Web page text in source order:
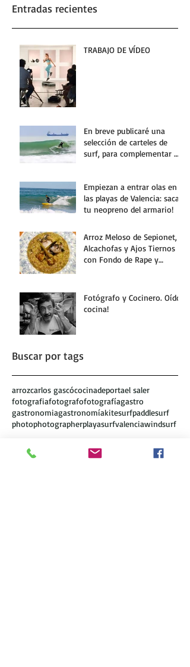
Entradas recientes
TRABAJO DE VÍDEO
En breve publicaré una
selección de carteles de
surf, para complementar mi
Empiezan a entrar olas en
las playas de Valencia: saca
tu neopreno del armario!
Arroz Meloso de Sepionet,
Alcachofas y Ajos Tiernos
con Fondo de Rape y
Fotógrafo y Cocinero. Oído,
cocina!
Buscar por tags
arrozcarlos gascócocinadeportael saler
fotografiafotografofotografíagastro
gastronomiagastronomíakitesurfpaddlesurf
photophotographerplayasurfvalenciawindsurf